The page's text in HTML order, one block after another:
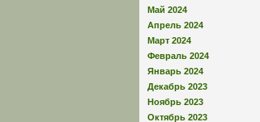
Май 2024
Апрель 2024
Март 2024
Февраль 2024
Январь 2024
Декабрь 2023
Ноябрь 2023
Октябрь 2023